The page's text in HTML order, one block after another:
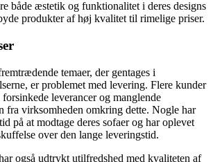
både æstetik og funktionalitet i deres designs
produkter af høj kvalitet til rimelige priser.
temaer, der gentages i
er problemet med levering. Flere kunder
leverancer og manglende
fra virksomheden omkring dette. Nogle har
på at modtage deres sofaer og har oplevet
over den lange leveringstid.
også udtrykt utilfredshed med kvaliteten af